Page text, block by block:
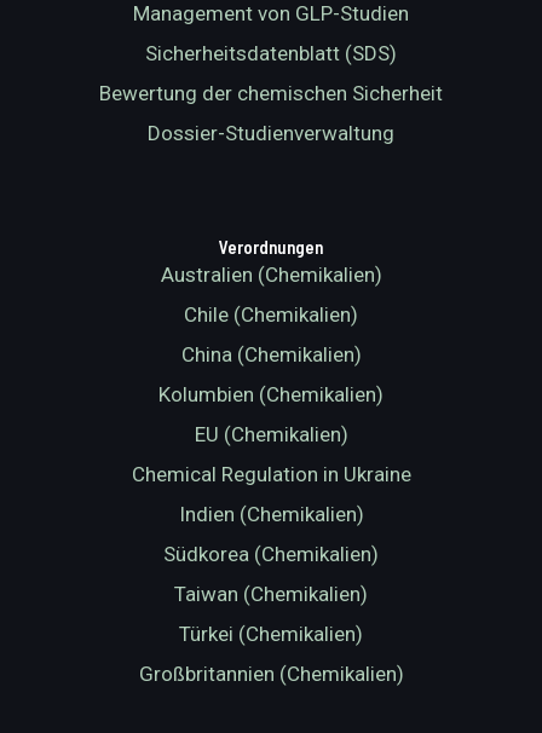
Management von GLP-Studien
Sicherheitsdatenblatt (SDS)
Bewertung der chemischen Sicherheit
Dossier-Studienverwaltung
Verordnungen
Australien (Chemikalien)
Chile (Chemikalien)
China (Chemikalien)
Kolumbien (Chemikalien)
EU (Chemikalien)
Chemical Regulation in Ukraine
Indien (Chemikalien)
Südkorea (Chemikalien)
Taiwan (Chemikalien)
Türkei (Chemikalien)
Großbritannien (Chemikalien)